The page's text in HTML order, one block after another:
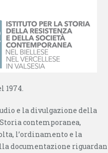
1974.
e la divulgazione della
contemporanea,
l’ordinamento e la
documentazione